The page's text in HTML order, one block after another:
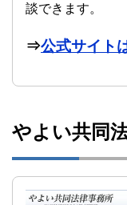
談できます。
⇒公式サイト
やよい共同